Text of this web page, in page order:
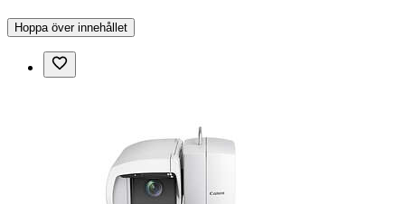
Hoppa över innehållet